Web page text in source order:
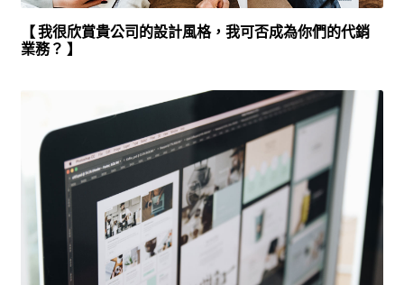
【 我很欣賞貴公司的設計風格，我可否成為你們的代銷
業務？ 】